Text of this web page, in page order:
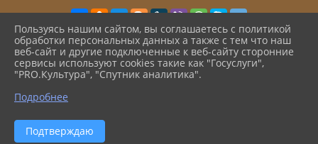
2026 г. cbsshmo.ru
Вход
Карта сайта
Политика обработки персональных данных
Разработка и поддержка
Пользуясь нашим сайтом, вы соглашаетесь с политикой
обработки персональных данных а также с тем что наш
веб-сайт и другие подключенные к веб-сайту сторонние
сервисы используют cookies такие как "Госуслуги",
"PRO.Культура", "Спутник аналитика".
Подробнее
Подтверждаю